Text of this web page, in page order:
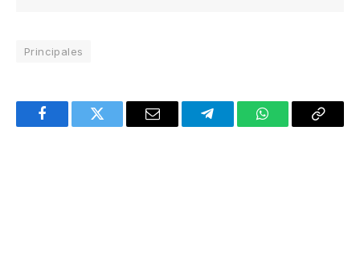
Principales
FacebookTwitter Email TelegramWhatsAppCopy